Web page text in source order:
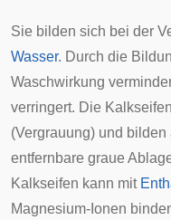
Sie bilden sich bei der
Wasser. Durch die
Waschwirkung
verringert. Die
(Vergrauung) und bilden
entfernbare graue
Kalkseifen kann mit
Magnesium-Ionen